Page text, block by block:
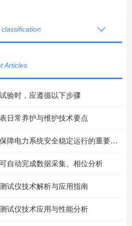
Articles
验时，应遵循以下步骤
日常养护与维护技术要点
变电站预防性试验是保障电力系统安全稳定运行的重要措施
自动完成数据采集、相位分析
试仪技术解析与应用指南
试仪技术应用与性能分析